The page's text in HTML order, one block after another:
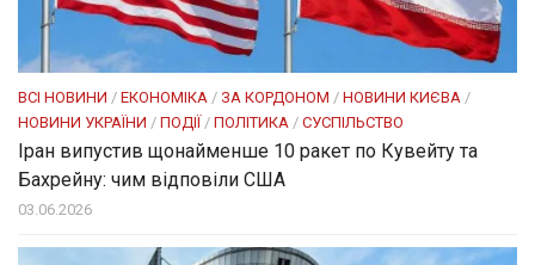
ВСІ НОВИНИ / ЕКОНОМІКА / ЗА КОРДОНОМ / НОВИНИ КИЄВА /
НОВИНИ УКРАЇНИ / ПОДІЇ / ПОЛІТИКА / СУСПІЛЬСТВО
Іран випустив щонайменше 10 ракет по Кувейту та
Бахрейну: чим відповіли США
03.06.2026